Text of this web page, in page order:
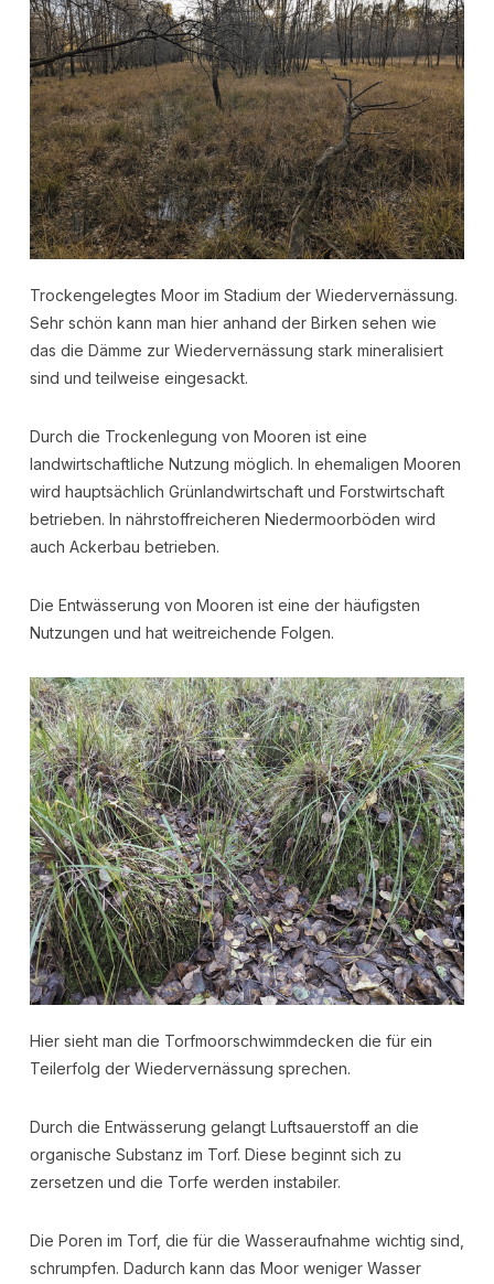
Trockengelegtes Moor im Stadium der Wiedervernässung.
Sehr schön kann man hier anhand der Birken sehen wie
das die Dämme zur Wiedervernässung stark mineralisiert
sind und teilweise eingesackt.
Durch die Trockenlegung von Mooren ist eine
landwirtschaftliche Nutzung möglich. In ehemaligen Mooren
wird hauptsächlich Grünlandwirtschaft und Forstwirtschaft
betrieben. In nährstoffreicheren Niedermoorböden wird
auch Ackerbau betrieben.
Die Entwässerung von Mooren ist eine der häufigsten
Nutzungen und hat weitreichende Folgen.
Hier sieht man die Torfmoorschwimmdecken die für ein
Teilerfolg der Wiedervernässung sprechen.
Durch die Entwässerung gelangt Luftsauerstoff an die
organische Substanz im Torf. Diese beginnt sich zu
zersetzen und die Torfe werden instabiler.
Die Poren im Torf, die für die Wasseraufnahme wichtig sind,
schrumpfen. Dadurch kann das Moor weniger Wasser